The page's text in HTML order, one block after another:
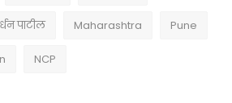
पाटील Maharashtra Pune
NCP